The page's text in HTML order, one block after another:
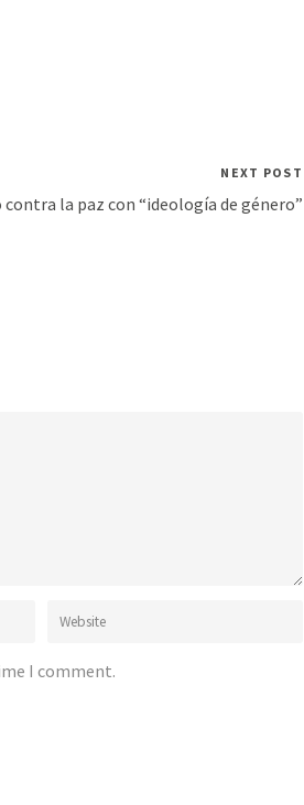
NEXT POST
la paz con “ideología de género”
I comment.